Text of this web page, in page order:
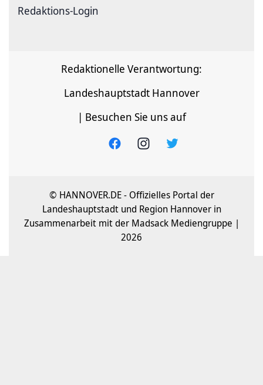
Redaktions-Login
Redaktionelle Verantwortung:
Landeshauptstadt Hannover
| Besuchen Sie uns auf
© HANNOVER.DE - Offizielles Portal der
Landeshauptstadt und Region Hannover in
Zusammenarbeit mit der Madsack Mediengruppe |
2026